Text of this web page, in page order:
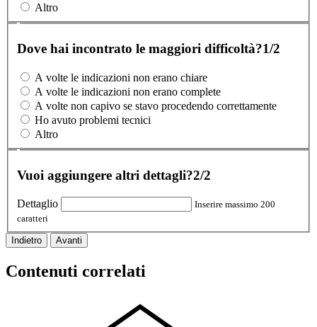
Altro
Dove hai incontrato le maggiori difficoltà?1/2
A volte le indicazioni non erano chiare
A volte le indicazioni non erano complete
A volte non capivo se stavo procedendo correttamente
Ho avuto problemi tecnici
Altro
Vuoi aggiungere altri dettagli?2/2
Dettaglio
Inserire massimo 200
caratteri
Indietro Avanti
Contenuti correlati